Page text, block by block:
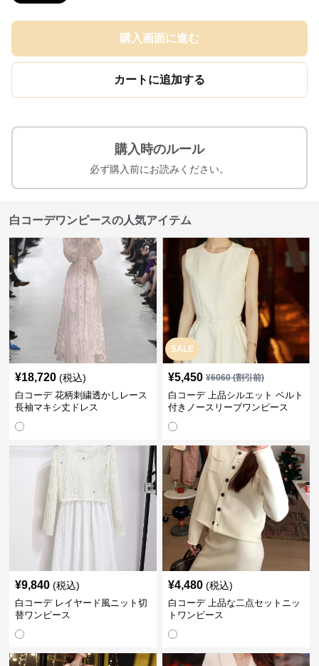
購入画面に進む
カートに追加する
購入時のルール
必ず購入前にお読みください。
白コーデワンピースの人気アイテム
¥18,720 (税込)
白コーデ 花柄刺繍透かしレース
長袖マキシ丈ドレス
SALE
¥5,450 ¥6060(割引前)
白コーデ 上品シルエット ベルト
付きノースリーブワンピース
¥9,840 (税込)
白コーデ レイヤード風ニット切
替ワンピース
¥4,480 (税込)
白コーデ 上品な二点セットニッ
トワンピース